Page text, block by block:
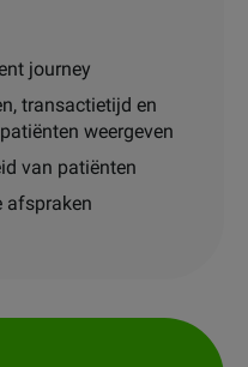
journey
transactietijd en
weergeven
van patiënten
afspraken